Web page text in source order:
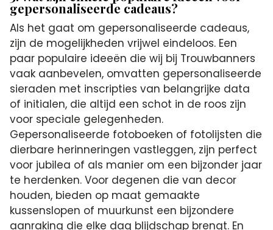
gepersonaliseerde cadeaus?
Als het gaat om gepersonaliseerde cadeaus,
zijn de mogelijkheden vrijwel eindeloos. Een
paar populaire ideeën die wij bij Trouwbanners
vaak aanbevelen, omvatten gepersonaliseerde
sieraden met inscripties van belangrijke data
of initialen, die altijd een schot in de roos zijn
voor speciale gelegenheden.
Gepersonaliseerde fotoboeken of fotolijsten die
dierbare herinneringen vastleggen, zijn perfect
voor jubilea of als manier om een bijzonder jaar
te herdenken. Voor degenen die van decor
houden, bieden op maat gemaakte
kussenslopen of muurkunst een bijzondere
aanraking die elke dag blijdschap brengt. En